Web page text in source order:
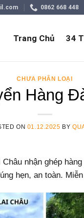
0862 668 448
Trang Chủ 34
CHƯA PHÂN LOẠI
Hàng
ON 01.12.2025 BY
nhận ghép
hẹn, an toàn.